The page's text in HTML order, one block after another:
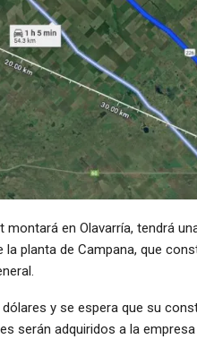
en Olavarría, tendrá
planta de Campana, que
y se espera que su
serán adquiridos a la